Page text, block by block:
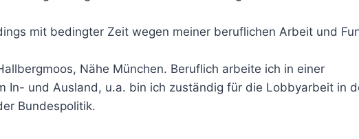
mit bedingter Zeit wegen meiner beruflichen Arbeit und
Nähe München. Beruflich arbeite ich in einer
In- und Ausland, u.a. bin ich zuständig für die Lobbyarbeit in
Bundespolitik.